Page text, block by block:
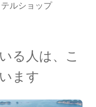
テルショップ
る人は、こ
ます